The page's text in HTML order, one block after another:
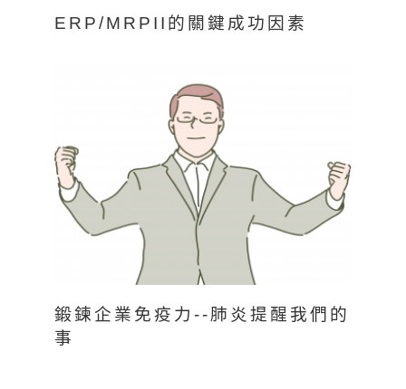
ERP/MRPII的關鍵成功因素
鍛鍊企業免疫力--肺炎提醒我們的
事